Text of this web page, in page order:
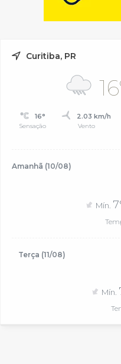
Curitiba, PR
16°
Sensação
2.03 km/h
Vento
Amanhã (10/08)
Mín.
Terça (11/08)
Mín.